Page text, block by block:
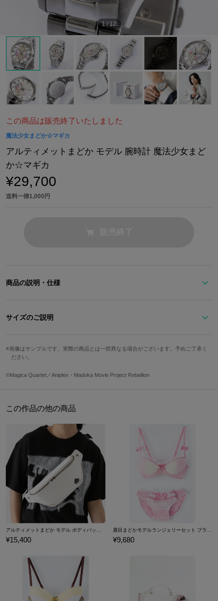
1/12
この商品は販売終了いたしました
魔法少女まどか☆マギカ
アルティメットまどか モデル 腕時計 魔法少女まど
か☆マギカ
¥29,700
送料一律1,000円
商品の説明・仕様
曜日と日付表示のインダイヤルはゴールドが輝く。光の当たり方で
裏蓋には「円環の理の紋章」を刻印。
37mm幅のケース、18mmのメタルベルトを採用し、普段使いに嬉
めご了承ください。
※裏蓋に入る柄の向きは正位置にはならず個体差がございます。あらかじめご
了承ください。
原産国／ 中国
素材／ ケース・裏蓋・リュウズ・ベルト：ステンレススチール 文字盤：真
鍮、MOP（マザーオブパール） 針：真鍮 風防：ミネラルガラス 機械：E
PSON VX3P（日本製）
サイズのご説明
文字盤縦 文字盤横 ケース縦 ケース横
18mm 135mm
サイズガイドページはこちら
画像はサンプルです。実際の商品とは一部異なる場合がございます。予めご了承く
ださい。
©Magica Quartet／Aniplex・Madoka Movie Project Rebellion
この作品の他の商品
¥15,400 ¥9,680